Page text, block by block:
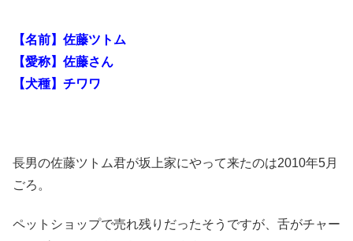
【名前】佐藤ツトム
【愛称】佐藤さん
【犬種】チワワ
長男の佐藤ツトム君が坂上家にやって来たのは2010年5月
ごろ。
ペットショップで売れ残りだったそうですが、舌がチャー